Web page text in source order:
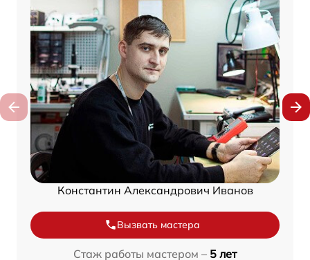
Константин Александрович Иванов
Вызвать мастера
Стаж работы мастером – 5 лет